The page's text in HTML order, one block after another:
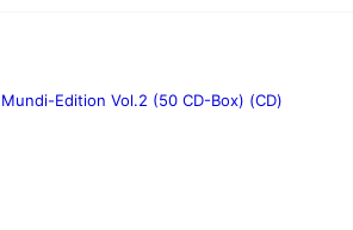
Edition Vol.2 (50 CD-Box) (CD)